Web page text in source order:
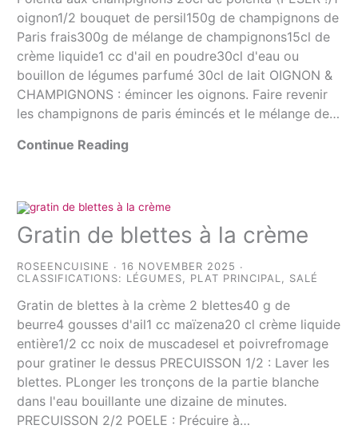
oignon1/2 bouquet de persil150g de champignons de
Paris frais300g de mélange de champignons15cl de
crème liquide1 cc d'ail en poudre30cl d'eau ou
bouillon de légumes parfumé 30cl de lait OIGNON &
CHAMPIGNONS : émincer les oignons. Faire revenir
les champignons de paris émincés et le mélange de…
Continue Reading
Gratin de blettes à la crème
ROSEENCUISINE
16 NOVEMBER 2025
CLASSIFICATIONS: LÉGUMES PLAT PRINCIPAL SALÉ
Gratin de blettes à la crème 2 blettes40 g de
beurre4 gousses d'ail1 cc maïzena20 cl crème liquide
entière1/2 cc noix de muscadesel et poivrefromage
pour gratiner le dessus PRECUISSON 1/2 : Laver les
blettes. PLonger les tronçons de la partie blanche
dans l'eau bouillante une dizaine de minutes.
PRECUISSON 2/2 POELE : Précuire à…